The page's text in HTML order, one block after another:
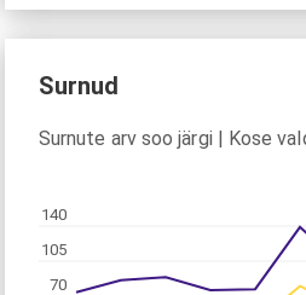
Surnud
Surnute arv soo järgi | Kose
70
105
140